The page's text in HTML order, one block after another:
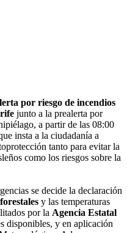
por riesgo de incendios
junto a la prealerta por
a partir de las 08:00
insta a la ciudadanía a
tanto para evitar la
como los riesgos sobre la
se decide la declaración
y las temperaturas
por la Agencia Estatal
disponibles, y en aplicación